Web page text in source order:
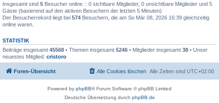
Insgesamt sind 5 Besucher online :: 0 sichtbare Mitglieder, 0 unsichtbare Mitglieder und 5
Gäste (basierend auf den aktiven Besuchern der letzten 5 Minuten)
Der Besucherrekord liegt bei 574 Besuchern, die am So Mär 08, 2026 16:39 gleichzeitig
online waren.
STATISTIK
Beiträge insgesamt 45568 • Themen insgesamt 5246 • Mitglieder insgesamt 38 • Unser
neuestes Mitglied: cristoro
Foren-Übersicht Alle Zeiten sind UTC+02:00
Alle Cookies löschen
Powered by phpBB® Forum Software © phpBB Limited
Deutsche Übersetzung durch phpBB.de